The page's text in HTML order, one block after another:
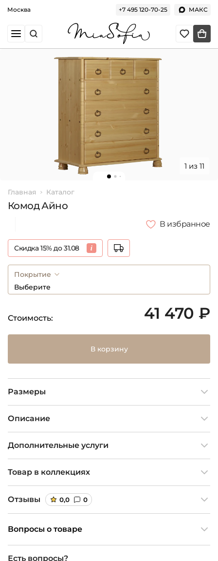
Москва +7 495 120-70-25 МАКС
1 из 11
Главная Каталог
Комод Айно
В избранное
Скидка 15% до 31.08
Покрытие
Выберите
Стоимость: 41 470 ₽
В корзину
Размеры
Описание
Дополнительные услуги
Товар в коллекциях
Отзывы 0,0 0
Вопросы о товаре
Есть вопросы?